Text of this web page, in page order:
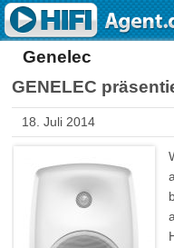
Direkt zum Inhalt
Gutscheine
Video
Mobile
Genelec
GENELEC
18. Juli 2014